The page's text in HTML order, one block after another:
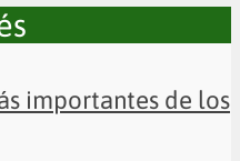
importantes de los